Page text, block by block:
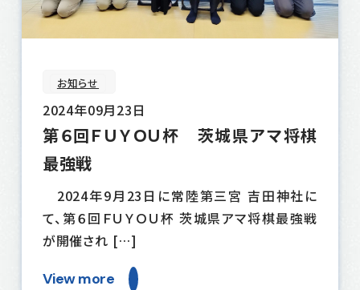
お知らせ
2024年09月23日
第６回ＦＵＹＯＵ杯 茨城県アマ将棋
最強戦
2024年9月23日に常陸第三宮 吉田神社に
て、第６回ＦＵＹＯＵ杯 茨城県アマ将棋最強戦
が開催され […]
View more